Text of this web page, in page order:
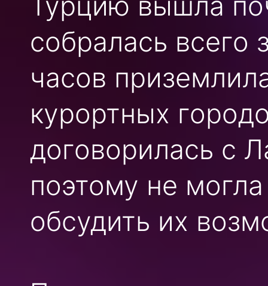
собралась всего
часов
курортных
договорилась с
поэтому не
обсудить их